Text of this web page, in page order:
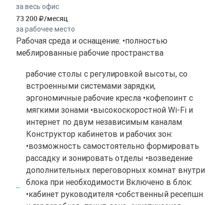
за весь офис
73 200 /месяц
за рабочее место
Рабочая среда и оснащение: •полностью
меблированные рабочие пространства
рабочие столы с регулировкой высоты, со
встроенными системами зарядки,
эргономичные рабочие кресла •кофепоинт с
мягкими зонами •высокоскоростной Wi-Fi и
интернет по двум независимым каналам
Конструктор кабинетов и рабочих зон:
•возможность самостоятельно формировать
рассадку и зонировать отделы •возведение
дополнительных переговорных комнат внутри
блока при необходимости Включено в блок:
•кабинет руководителя •собственный ресепшн